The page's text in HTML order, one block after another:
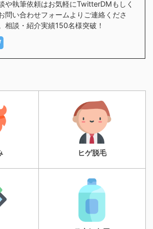
や執筆依頼はお気軽にTwitterDMもしく
問い合わせフォームよりご連絡くださ
相談・紹介実績150名様突破！
ヒゲ脱毛